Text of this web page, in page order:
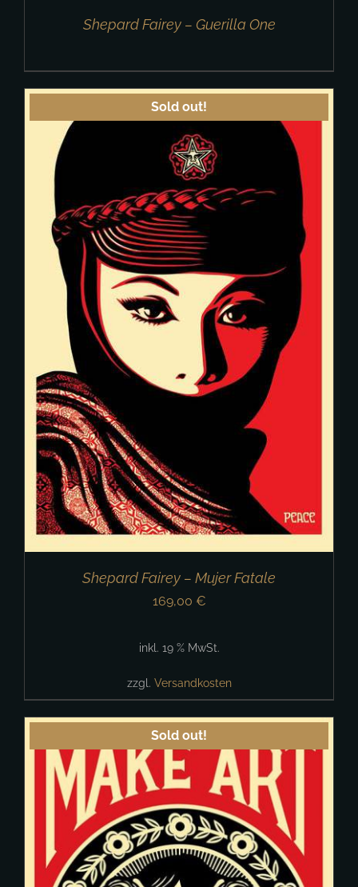
Shepard Fairey – Guerilla One
Sold out!
Shepard Fairey – Mujer Fatale
169,00 €
inkl. 19 % MwSt.
zzgl. Versandkosten
Sold out!